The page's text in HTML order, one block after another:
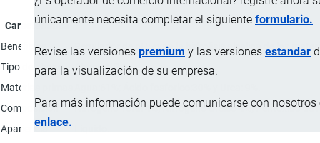
únicamente necesita completar el siguiente formulario.
Revise las versiones premium y las versiones estandar
para la visualización de su empresa.
Para más información puede comunicarse con nosotros
enlace.
Característica
Beneficios
Regulador de pH: evita la hidrolisis alcalina de las
Tipo de abono
Abono NP.
Materias primas
Composición
Nitrógeno Total 4%; Nitrógeno Ureico 4%; Pentóxido de
Apariencia